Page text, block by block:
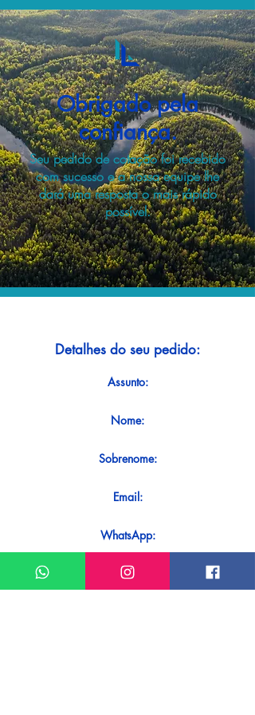
Obrigado pela
confiança.
Seu pedido de cotação foi recebido
com sucesso e a nossa equipe lhe
dará uma resposta o mais rápido
possível.
Detalhes do seu pedido:
Assunto:
Nome:
Sobrenome:
Email:
WhatsApp:
Mensagem: